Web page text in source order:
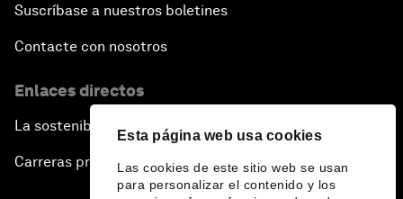
Esta página web usa cookies
Las cookies de este sitio web se usan
para personalizar el contenido y los
Suscríbase a nuestros boletines
Contacte con nosotros
Enlaces directos
La sostenibilidad en el Foro
Carreras profesionales